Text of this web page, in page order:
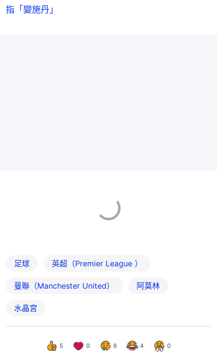
指「變施丹」
足球 英超（Premier League ）
曼聯（Manchester United） 阿莫林
水晶宮
5 0 6 4 0